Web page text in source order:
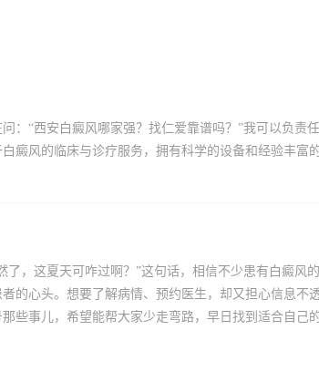
：“西安白癜风哪家强？找仁爱靠谱吗？”我可以负责
癜风的临床与诊疗服务，拥有科学的设备和经验丰富
了，这夏天可咋过啊？”这句话，相信不少患有白癜风
的心头。想要了解病情、预约医生，却又担心信息不
些事儿，希望能帮大家少走弯路，早日找到适合自己